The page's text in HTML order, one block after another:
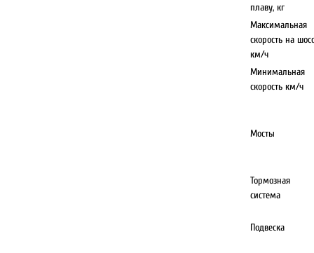
плаву, кг
Максимальная
скорость на
км/ч
Минимальная
скорость км/ч
Мосты
Тормозная
система
Подвеска